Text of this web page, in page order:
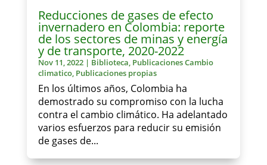
Reducciones de gases de efecto
invernadero en Colombia: reporte
de los sectores de minas y energía
y de transporte, 2020-2022
Nov 11, 2022| Biblioteca, Publicaciones Cambio
climatico, Publicaciones propias
En los últimos años, Colombia ha
demostrado su compromiso con la lucha
contra el cambio climático. Ha adelantado
varios esfuerzos para reducir su emisión
de gases de...